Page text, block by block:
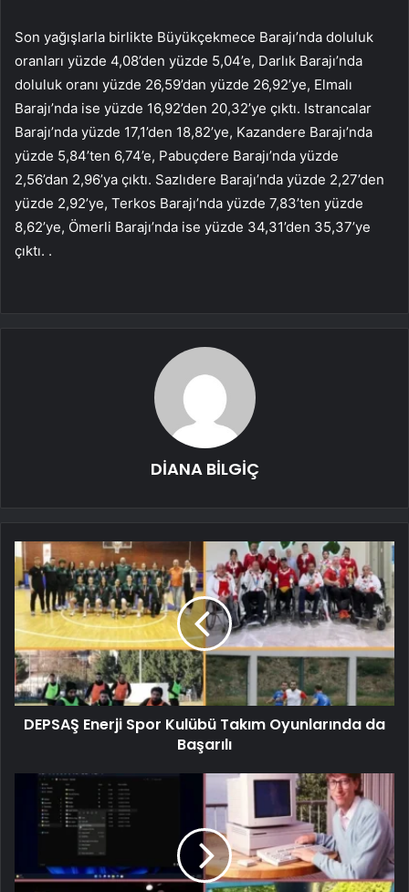
Son yağışlarla birlikte Büyükçekmece Barajı’nda doluluk
oranları yüzde 4,08’den yüzde 5,04’e, Darlık Barajı’nda
doluluk oranı yüzde 26,59’dan yüzde 26,92’ye, Elmalı
Barajı’nda ise yüzde 16,92’den 20,32’ye çıktı. Istrancalar
Barajı’nda yüzde 17,1’den 18,82’ye, Kazandere Barajı’nda
yüzde 5,84’ten 6,74’e, Pabuçdere Barajı’nda yüzde
2,56’dan 2,96’ya çıktı. Sazlıdere Barajı’nda yüzde 2,27’den
yüzde 2,92’ye, Terkos Barajı’nda yüzde 7,83’ten yüzde
8,62’ye, Ömerli Barajı’nda ise yüzde 34,31’den 35,37’ye
çıktı. .
DİANA BİLGİÇ
DEPSAŞ Enerji Spor Kulübü Takım Oyunlarında da
Başarılı